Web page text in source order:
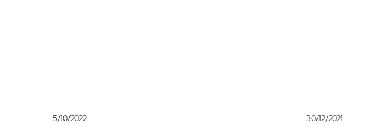
5/10/2022 30/12/2021